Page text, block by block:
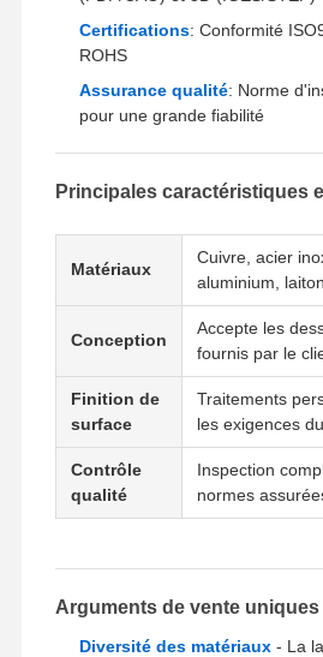
Visite De
Contrôle
Certifications: Conformité
ROHS
Assurance qualité: Norme
pour une grande fiabilité
Principales caractéristiques
Matériaux
Cuivre, acier
aluminium,
Conception
Accepte les
fournis par le
Finition de
surface
Traitements
les exigences
Contrôle
qualité
Inspection
normes
Arguments de vente uniques
Diversité des matériaux- La